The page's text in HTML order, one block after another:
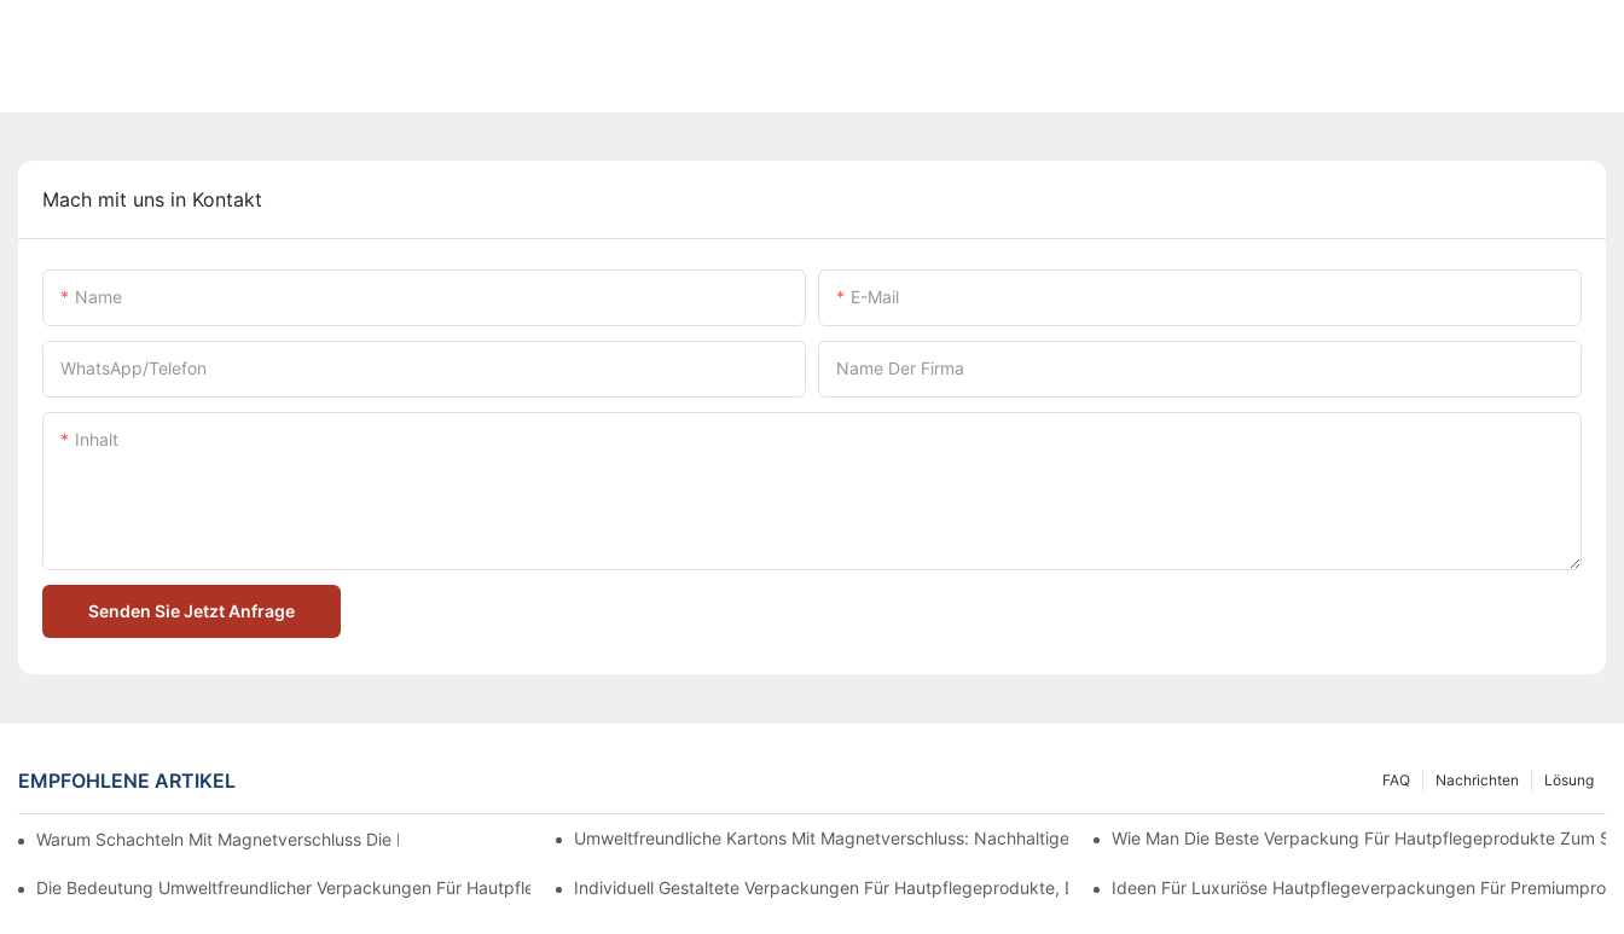
Mach mit uns in Kontakt
Name E-Mail
WhatsApp/Telefon Name Der Firma
Inhalt
Senden Sie Jetzt Anfrage
EMPFOHLENE ARTIKEL Lösung
Nachrichten
FAQ
Warum Schachteln Mit Magnetverschluss Die Beste Wahl Für Hochwertige Verpackungen SindUmweltfreundliche Kartons Mit Magnetverschluss: Nachhaltige VerpackungslösungenWie Man Die Beste Verpackung Für Hautpflegeprodukte Zum
Die Bedeutung Umweltfreundlicher Verpackungen Für HautpflegeprodukteIndividuell Gestaltete Verpackungen Für Hautpflegeprodukte, Die Markentreue FördernIdeen Für Luxuriöse Hautpflegeverpackungen Für